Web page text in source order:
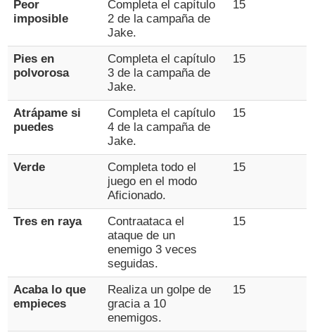
Peor
imposible
Completa el capítulo
2 de la campaña de
Jake.
15
Pies en
polvorosa
Completa el capítulo
3 de la campaña de
Jake.
15
Atrápame si
puedes
Completa el capítulo
4 de la campaña de
Jake.
15
Verde
Completa todo el
juego en el modo
Aficionado.
15
Tres en raya
Contraataca el
ataque de un
enemigo 3 veces
seguidas.
15
Acaba lo que
empieces
Realiza un golpe de
gracia a 10
enemigos.
15